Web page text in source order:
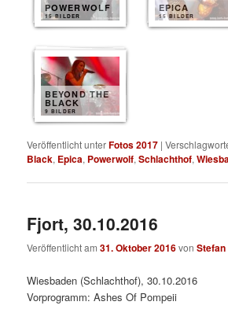
POWERWOLF
15 BILDER
EPICA
15 BILDER
BEYOND THE
BLACK
9 BILDER
Veröffentlicht unterFotos 2017 |
Black, Epica, Powerwolf,Schlachthof,
Fjort, 30.10.2016
Veröffentlicht am31. Oktober 2016von
Wiesbaden (Schlachthof), 30.10.2016
Vorprogramm: Ashes Of Pompeii